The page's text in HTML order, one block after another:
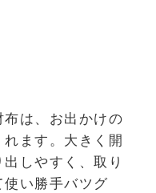
は、お出かけの
ます。大きく開
しやすく、取り
い勝手バツグ